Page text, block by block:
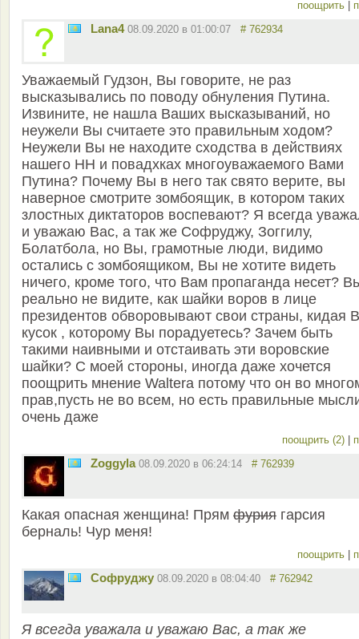
поощрить
Lana4 08.09.2020 в 01:00:07 # 762934
Уважаемый Гудзон, Вы говорите, не раз
высказывались по поводу обнуления Путина.
Извините, не нашла Ваших высказываний, но
неужели Вы считаете это правильным ходом?
Неужели Вы не находите сходства в действиях
нашего НН и повадхках многоуважаемого Вами
Путина? Почему Вы в него так свято верите, вы
наверное смотрите зомбоящик, в котором таких
злостных диктаторов воспевают? Я всегда
и уважаю Вас, а так же Софруджу, Зоггилу,
Болатбола, но Вы, грамотные люди, видимо
остались с зомбоящиком, Вы не хотите видеть
ничего, кроме того, что Вам пропаганда несет?
реально не видите, как шайки воров в лице
президентов обворовывают свои страны, кидая
кусок , которому Вы порадуетесь? Зачем быть
такими наивными и отстаивать эти воровские
шайки? С моей стороны, иногда даже хочется
поощрить мнение Walterа потому что он во
прав,пусть не во всем, но есть правильные
очень даже
поощрить (2)
Zoggyla 08.09.2020 в 06:24:14 # 762939
Какая опасная женщина! Прям фурия гарсия
берналь! Чур меня!
поощрить
Софруджу 08.09.2020 в 08:04:40 # 762942
Я всегда уважала и уважаю Вас, а так же